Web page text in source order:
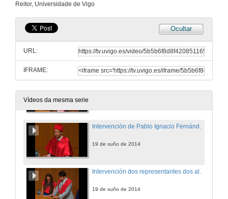
Reitor, Universidade de Vigo
Ocultar
URL:
IFRAME:
Vídeos da mesma serie
19 de xuño de 2014
Nomeamento de José de Lúcas como membro honorífico de dereito
19 de xuño de 2014
Presentación revista de dereito da Facultade de Ciencias Xurídicas e do Traballo
19 de xuño de 2014
Intervención dos representantes dos alumnos do Grado en Dereito
19 de xuño de 2014